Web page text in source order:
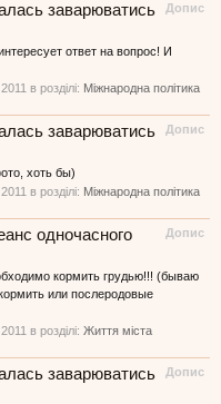
Допис
заварюватись
ответ на вопрос! И
в розділі: Міжнародна політика
Допис
заварюватись
хоть бы)
в розділі: Міжнародна політика
Допис
одночасного
кормить грудью!!! (бываю
или послеродовые
в розділі: Життя міста
Допис
заварюватись